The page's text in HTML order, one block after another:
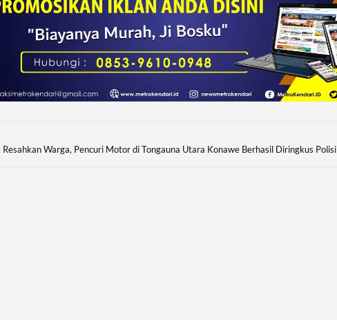
Resahkan Warga, Pencuri Motor di Tongauna Utara Konawe Berhasil Diringkus Polisi